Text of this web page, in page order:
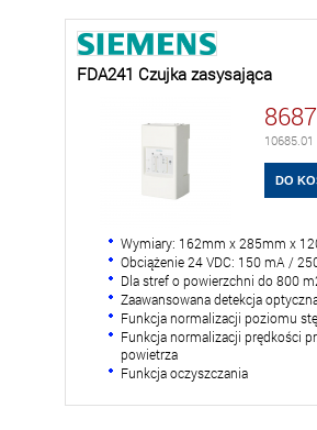
FDA241 Czujka zasysająca
10685.01
Wymiary: 162mm x 285mm x
Obciążenie 24 VDC: 150 mA /
Dla stref o powierzchni do 800
Zaawansowana detekcja
Funkcja normalizacji poziomu
Funkcja normalizacji prędkości
powietrza
Funkcja oczyszczania